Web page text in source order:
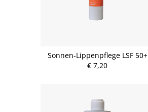
Sonnen-Lippenpflege LSF 50+
€ 7,20